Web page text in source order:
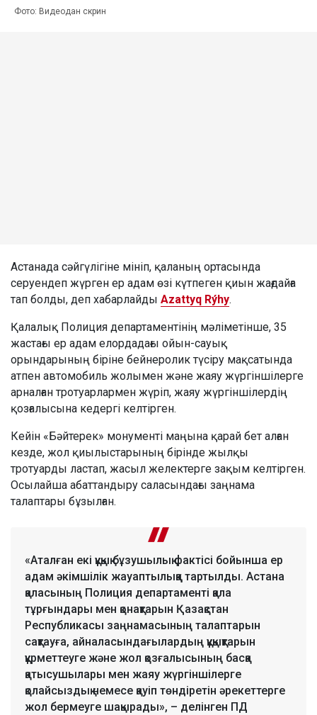
Фото: Видеодан скрин
Астанада сәйгүлігіне мініп, қаланың ортасында
серуендеп жүрген ер адам өзі күтпеген қиын жағдайға
тап болды, деп хабарлайды Azattyq Rýhy.
Қалалық Полиция департаментінің мәліметінше, 35
жастағы ер адам елордадағы ойын-сауық
орындарының біріне бейнеролик түсіру мақсатында
атпен автомобиль жолымен және жаяу жүргіншілерге
арналған тротуарлармен жүріп, жаяу жүргіншілердің
қозғалысына кедергі келтірген.
Кейін «Бәйтерек» монументі маңына қарай бет алған
кезде, жол қиылыстарының бірінде жылқы
тротуарды ластап, жасыл желектерге зақым келтірген.
Осылайша абаттандыру саласындағы заңнама
талаптары бұзылған.
«Аталған екі құқық бұзушылық фактісі бойынша ер
адам әкімшілік жауаптылыққа тартылды. Астана
қаласының Полиция департаменті қала
тұрғындары мен қонақтарын Қазақстан
Республикасы заңнамасының талаптарын
сақтауға, айналасындағылардың құқықтарын
құрметтеуге және жол қозғалысының басқа
қатысушылары мен жаяу жүргіншілерге
қолайсыздық немесе қауіп төндіретін әрекеттерге
жол бермеуге шақырады», – делінген ПД